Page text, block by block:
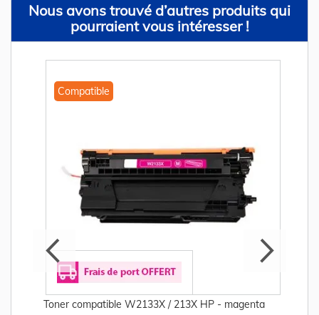
Nous avons trouvé d’autres produits qui
pourraient vous intéresser !
Compatible
Toner compatible W2133X / 213X HP - magenta